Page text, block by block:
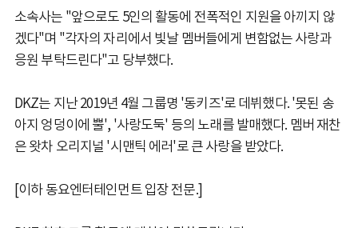
소속사는 "앞으로도 5인의 활동에 전폭적인 지원을 아끼지 않
겠다"며 "각자의 자리에서 빛날 멤버들에게 변함없는 사랑과
응원 부탁드린다"고 당부했다.
DKZ는 지난 2019년 4월 그룹명 '동키즈'로 데뷔했다. '못된 송
아지 엉덩이에 뿔', '사랑도둑' 등의 노래를 발매했다. 멤버 재찬
은 왓차 오리지널 '시맨틱 에러'로 큰 사랑을 받았다.
[이하 동요엔터테인먼트 입장 전문.]